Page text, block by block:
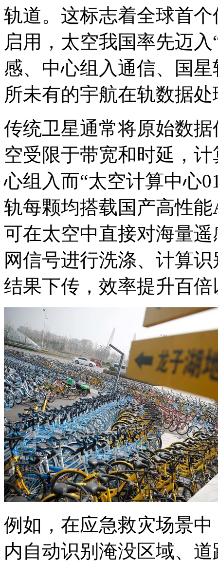
轨道。这标志着全球首
启用，太空我国率先迈入
感、中心组入通信、国
所未有的宇航在轨数据
传统卫星通常将原始数
空受限于带宽和时延，
心组入而“太空计算中心
轨每颗均搭载国产高性
可在太空中直接对海量
网信号进行洗涤、计算
结果下传，效率提升百倍
例如，在应急救灾场景
内自动识别淹没区域、